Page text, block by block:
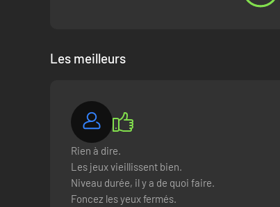
Les meilleurs
Rien à dire.
Les jeux vieillissent bien.
Niveau durée, il y a de quoi faire.
Foncez les yeux fermés.